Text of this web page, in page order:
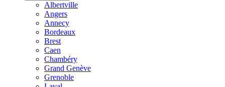
Albertville
Angers
Annecy
Bordeaux
Brest
Caen
Chambéry
Grand Genève
Grenoble